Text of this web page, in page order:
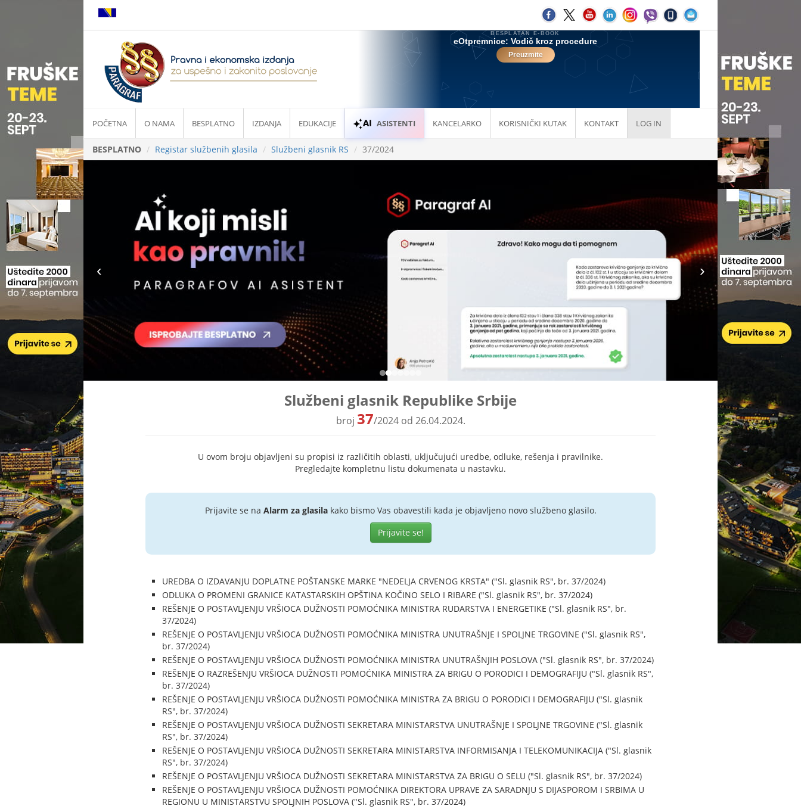
POČETNA O NAMA BESPLATNO IZDANJA EDUKACIJE ASISTENTI KANCELARKO KORISNIČKI KUTAK KONTAKT LOG IN
BESPLATNO Registar službenih glasila Službeni glasnik RS 37/2024
Službeni glasnik Republike Srbije
broj 37/2024 od 26.04.2024.
U ovom broju objavljeni su propisi iz različitih oblasti, uključujući uredbe, odluke, rešenja i pravilnike.
Pregledajte kompletnu listu dokumenata u nastavku.
Prijavite se na Alarm za glasilakako bismo Vas obavestili kada je objavljeno novo službeno glasilo.
Prijavite se!
UREDBA O IZDAVANJU DOPLATNE POŠTANSKE MARKE "NEDELJA CRVENOG KRSTA" ("Sl. glasnik RS", br. 37/2024)
ODLUKA O PROMENI GRANICE KATASTARSKIH OPŠTINA KOČINO SELO I RIBARE ("Sl. glasnik RS", br. 37/2024)
REŠENJE O POSTAVLJENJU VRŠIOCA DUŽNOSTI POMOĆNIKA MINISTRA RUDARSTVA I ENERGETIKE ("Sl. glasnik RS", br.
37/2024)
REŠENJE O POSTAVLJENJU VRŠIOCA DUŽNOSTI POMOĆNIKA MINISTRA UNUTRAŠNJE I SPOLJNE TRGOVINE ("Sl. glasnik RS",
br. 37/2024)
REŠENJE O POSTAVLJENJU VRŠIOCA DUŽNOSTI POMOĆNIKA MINISTRA UNUTRAŠNJIH POSLOVA ("Sl. glasnik RS", br. 37/2024)
REŠENJE O RAZREŠENJU VRŠIOCA DUŽNOSTI POMOĆNIKA MINISTRA ZA BRIGU O PORODICI I DEMOGRAFIJU ("Sl. glasnik RS",
br. 37/2024)
REŠENJE O POSTAVLJENJU VRŠIOCA DUŽNOSTI POMOĆNIKA MINISTRA ZA BRIGU O PORODICI I DEMOGRAFIJU ("Sl. glasnik
RS", br. 37/2024)
REŠENJE O POSTAVLJENJU VRŠIOCA DUŽNOSTI SEKRETARA MINISTARSTVA UNUTRAŠNJE I SPOLJNE TRGOVINE ("Sl. glasnik
RS", br. 37/2024)
REŠENJE O POSTAVLJENJU VRŠIOCA DUŽNOSTI SEKRETARA MINISTARSTVA INFORMISANJA I TELEKOMUNIKACIJA ("Sl. glasnik
RS", br. 37/2024)
REŠENJE O POSTAVLJENJU VRŠIOCA DUŽNOSTI SEKRETARA MINISTARSTVA ZA BRIGU O SELU ("Sl. glasnik RS", br. 37/2024)
REŠENJE O POSTAVLJENJU VRŠIOCA DUŽNOSTI POMOĆNIKA DIREKTORA UPRAVE ZA SARADNJU S DIJASPOROM I SRBIMA U
REGIONU U MINISTARSTVU SPOLJNIH POSLOVA ("Sl. glasnik RS", br. 37/2024)